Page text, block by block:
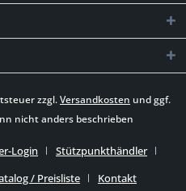
zzgl.Versandkosten und ggf.
nicht anders beschrieben
Login
Stützpunkthändler
/ Preisliste
Kontakt